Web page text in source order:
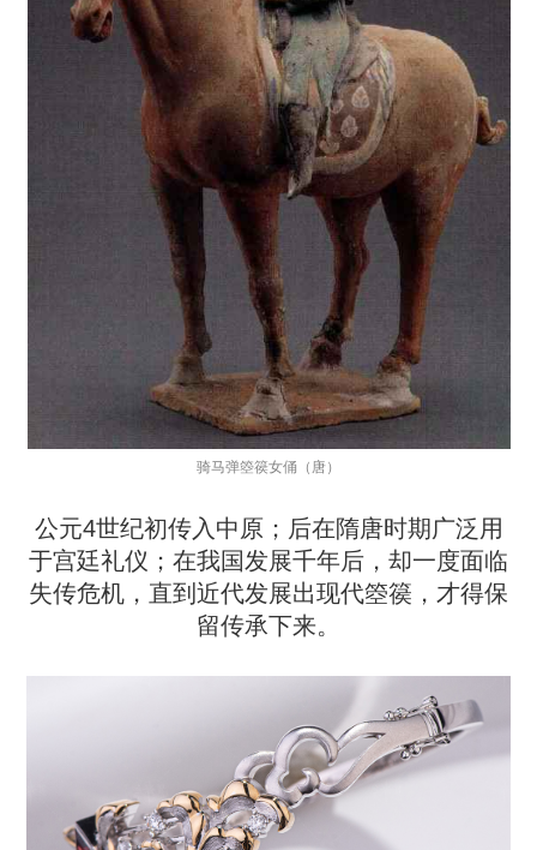
骑马弹箜篌女俑（唐）
公元4世纪初传入中原；后在隋唐时期广泛用
于宫廷礼仪；在我国发展千年后，却一度面临
失传危机，直到近代发展出现代箜篌，才得保
留传承下来。